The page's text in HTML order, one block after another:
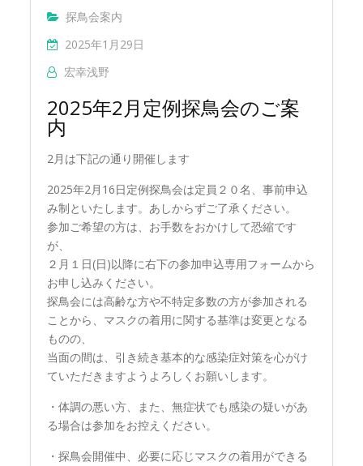
探鳥会案内
2025年1月29日
宏幸浅野
2025年2月定例探鳥会のご案
内
2月は下記の通り開催します
2025年2月16日定例探鳥会は定員２０名、事前申込
み制といたします。あしからずご了承ください。
参加ご希望の方は、お手数をおかけして恐縮です
が、
２月１日(日)以降に右下の参加申込専用フォームから
お申し込みください。
探鳥会には高齢な方や不特定多数の方が参加される
ことから、マスクの着用に関する基準は変更となる
ものの、
当面の間は、引き続き基本的な感染症対策を心がけ
ていただきますようよろしくお願いします。
・体調の悪い方、また、無症状でも感染の疑いがあ
る場合は参加をお控えください。
・探鳥会開催中、必要に応じマスクの着用ができる